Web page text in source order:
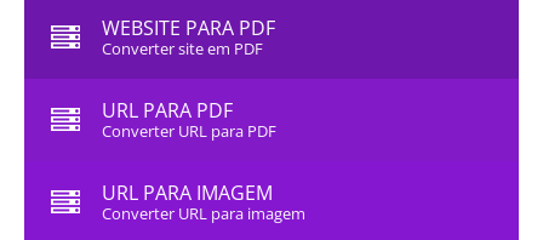
WEBSITE PARA PDF
Converter site em PDF
URL PARA PDF
Converter URL para PDF
URL PARA IMAGEM
Converter URL para imagem